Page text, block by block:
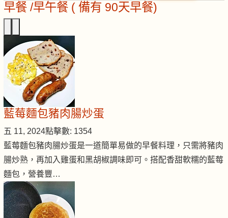
早餐 /早午餐 ( 備有 90天早餐)
藍莓麵包豬肉腸炒蛋
五 11, 2024點擊數: 1354
藍莓麵包豬肉腸炒蛋是一道簡單易做的早餐料理，只需將豬肉
腸炒熟，再加入雞蛋和黑胡椒調味即可。搭配香甜軟糯的藍莓
麵包，營養豐…